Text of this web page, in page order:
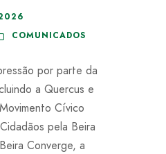
COMUNICADOS
por parte da
a Quercus e
Cívico
pela Beira
Converge, a